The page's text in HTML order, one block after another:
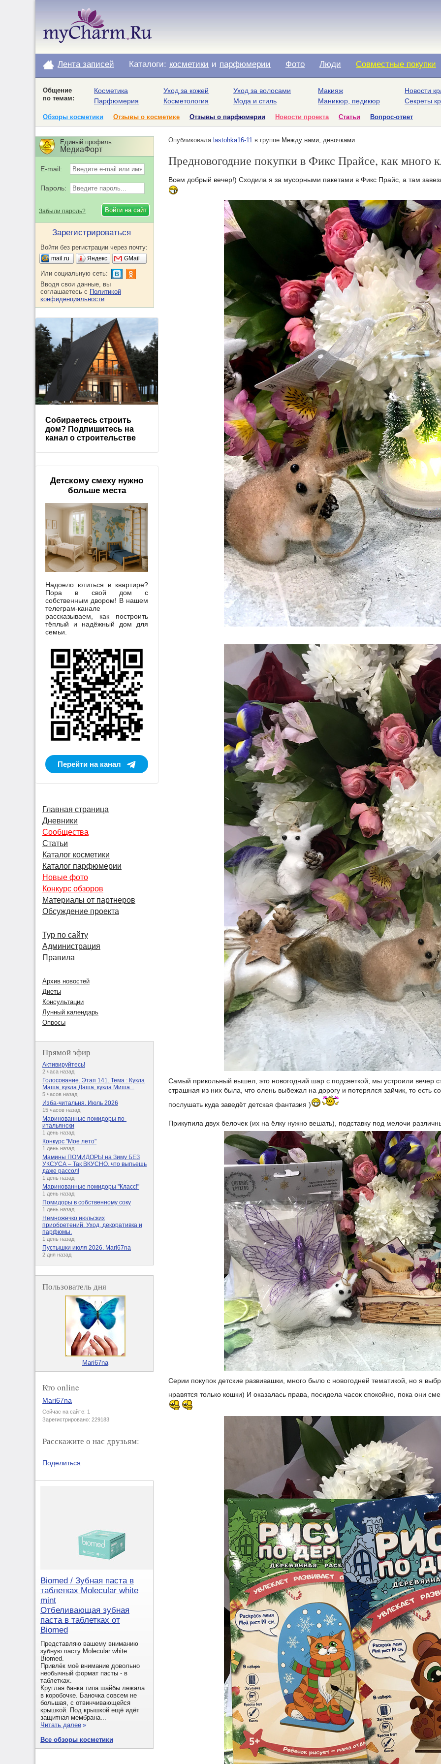
Лента записей Каталоги: косметики и парфюмерии Фото Люди Совместные покупки
Общение
по темам:
Косметика
Парфюмерия
Уход за кожей
Косметология
Уход за волосами
Мода и стиль
Макияж
Маникюр, педикюр
Новости
Секреты
Обзоры косметики Отзывы о косметике Отзывы о парфюмерии Новости проекта Статьи Вопрос-ответ
Опубликовала lastohka16-11 в группе Между нами, девочками
Предновогодние покупки в Фикс Прайсе, как много
Всем добрый вечер!) Сходила я за мусорными пакетами в Фикс Прайс, а там
Самый прикольный вышел, это новогодний шар с подсветкой, мы устроили вечер
страшная из них была, что олень выбежал на дорогу и потерялся зайчик, то есть
послушать куда заведёт детская фантазия )
Прикупила двух белочек (их на ёлку нужно вешать), подставку под мелочи
Серии покупок детские развивашки, много было с новогодней тематикой, но я
нравятся только кошки) И оказалась права, посидела часок спокойно, пока они
Единый профиль
МедиаФорт
E-mail:
Пароль:
Забыли пароль?
Зарегистрироваться
Войти без регистрации через почту:
mail.ru Яндекс GMail
Или социальную сеть:
Вводя свои данные, вы
соглашаетесь с Политикой
конфиденциальности
Собираетесь строить
дом? Подпишитесь на
канал о строительстве
Детскому смеху нужно
больше места
Надоело ютиться в квартире?
Пора в свой дом с
собственным двором! В нашем
телеграм-канале
рассказываем, как построить
тёплый и надёжный дом для
семьи.
Перейти на канал
Главная страница
Дневники
Сообщества
Статьи
Каталог косметики
Каталог парфюмерии
Новые фото
Конкурс обзоров
Материалы от партнеров
Обсуждение проекта
Тур по сайту
Администрация
Правила
Архив новостей
Диеты
Консультации
Лунный календарь
Опросы
Прямой эфир
Активируйтесь!
2 часа назад
Голосование. Этап 141. Тема : Кукла
Маша, кукла Даша, кукла Миша...
5 часов назад
Изба-читальня. Июль 2026
15 часов назад
Маринованные помидоры по-
итальянски
1 день назад
Конкурс "Мое лето"
1 день назад
Мамины ПОМИДОРЫ на Зиму БЕЗ
УКСУСА – Так ВКУСНО, что выпьешь
даже рассол!
1 день назад
Маринованные помидоры "Класс!"
1 день назад
Помидоры в собственному соку
1 день назад
Немножечко июльских
приобретений. Уход, декоративка и
парфюмы.
1 день назад
Пустышки июля 2026. Mari67na
2 дня назад
Пользователь дня
Mari67na
Кто online
Mari67na
Сейчас на сайте: 1
Зарегистрировано: 229183
Расскажите о нас друзьям:
Поделиться
Biomed / Зубная паста в
таблетках Molecular white
mint
Отбеливающая зубная
паста в таблетках от
Biomed
Представляю вашему вниманию
зубную пасту Molecular white
Biomed.
Привлёк моё внимание довольно
необычный формат пасты - в
таблетках.
Круглая банка типа шайбы лежала
в коробочке. Баночка совсем не
большая, с отвинчивающейся
крышкой. Под крышкой ещё идёт
защитная мембрана...
Читать далее »
Все обзоры косметики